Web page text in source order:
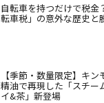
自転車を持つだけで税金
転車税」の意外な歴史と
【季節・数量限定】キ
精油で再現した「スチー
イ&茶」新登場